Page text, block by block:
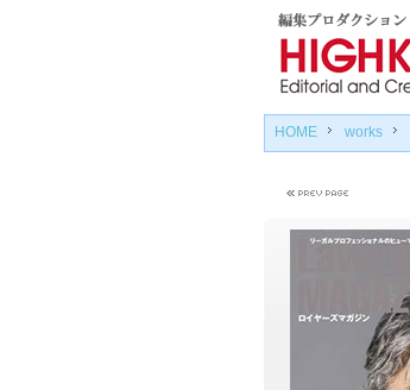
HOME works